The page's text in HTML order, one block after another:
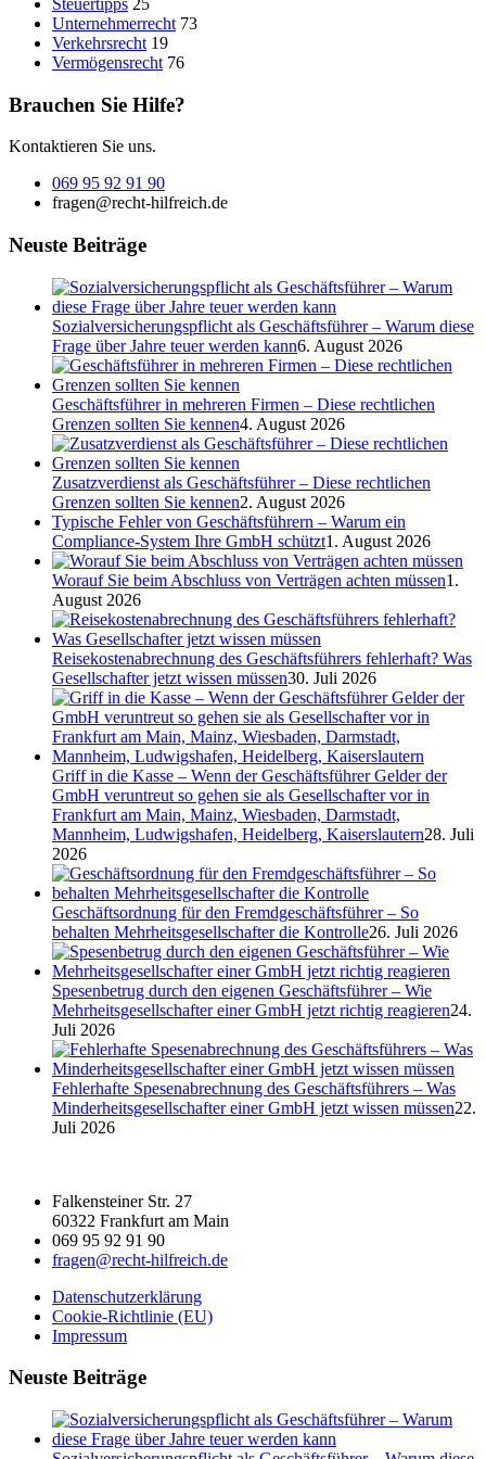
Unternehmerrecht 73
Verkehrsrecht 19
Vermögensrecht 76
Brauchen Sie Hilfe?
Kontaktieren Sie uns.
069 95 92 91 90
fragen@recht-hilfreich.de
Neuste Beiträge
Sozialversicherungspflicht als Geschäftsführer – Warum diese
Frage über Jahre teuer werden kann6. August 2026
Geschäftsführer in mehreren Firmen – Diese rechtlichen
Grenzen sollten Sie kennen4. August 2026
Zusatzverdienst als Geschäftsführer – Diese rechtlichen
Grenzen sollten Sie kennen2. August 2026
Typische Fehler von Geschäftsführern – Warum ein
Compliance-System Ihre GmbH schützt1. August 2026
Worauf Sie beim Abschluss von Verträgen achten müssen1.
August 2026
Reisekostenabrechnung des Geschäftsführers fehlerhaft? Was
Gesellschafter jetzt wissen müssen30. Juli 2026
Griff in die Kasse – Wenn der Geschäftsführer Gelder der
GmbH veruntreut so gehen sie als Gesellschafter vor in
Frankfurt am Main, Mainz, Wiesbaden, Darmstadt,
Mannheim, Ludwigshafen, Heidelberg, Kaiserslautern28. Juli
2026
Geschäftsordnung für den Fremdgeschäftsführer – So
behalten Mehrheitsgesellschafter die Kontrolle26. Juli 2026
Spesenbetrug durch den eigenen Geschäftsführer – Wie
Mehrheitsgesellschafter einer GmbH jetzt richtig reagieren24.
Juli 2026
Fehlerhafte Spesenabrechnung des Geschäftsführers – Was
Minderheitsgesellschafter einer GmbH jetzt wissen müssen22.
Juli 2026
Falkensteiner Str. 27
60322 Frankfurt am Main
069 95 92 91 90
fragen@recht-hilfreich.de
Datenschutzerklärung
Cookie-Richtlinie (EU)
Impressum
Neuste Beiträge